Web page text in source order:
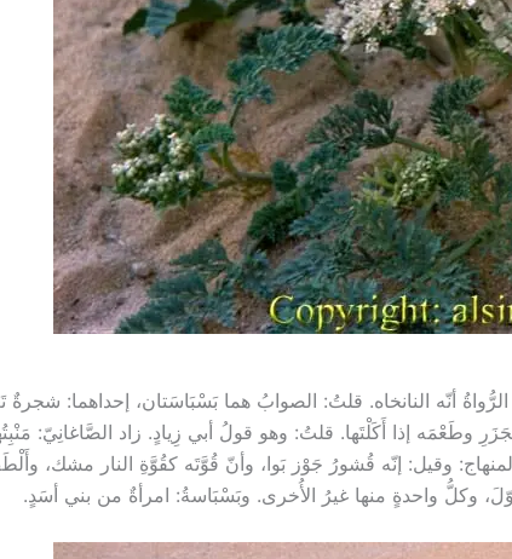
أنّه النانخاه. قلتُ: الصوابُ هما بَسْبَاسَتان، إحداهما: شجرةٌ
وطَعْمَه إذا أَكَلْتَها. قلتُ: وهو قولُ أبي زِيادٍ. زاد الصَّاغانِيّ:
وقيل: إنّه قُشورُ جَوْز بَوا، وأنّ قُوَّتَه كقُوَّةِ النار مشك،
وكلُّ واحدةٍ منها غيرُ الأُخرى. وبَسْبَاسةُ: امرأةٌ من بني أسَدٍ.